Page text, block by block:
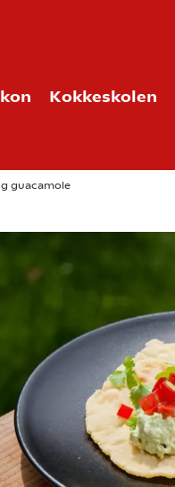
Kokkeskolen
guacamole